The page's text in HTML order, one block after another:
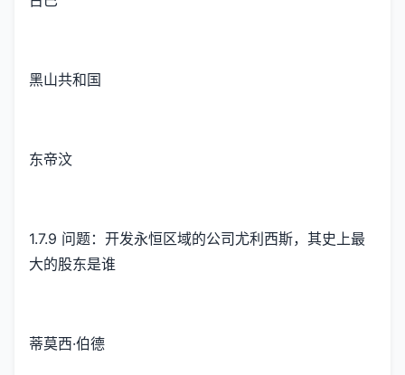
黑山共和国
东帝汶
1.7.9 问题：开发永恒区域的公司尤利西斯，其史上最
大的股东是谁
蒂莫西·伯德